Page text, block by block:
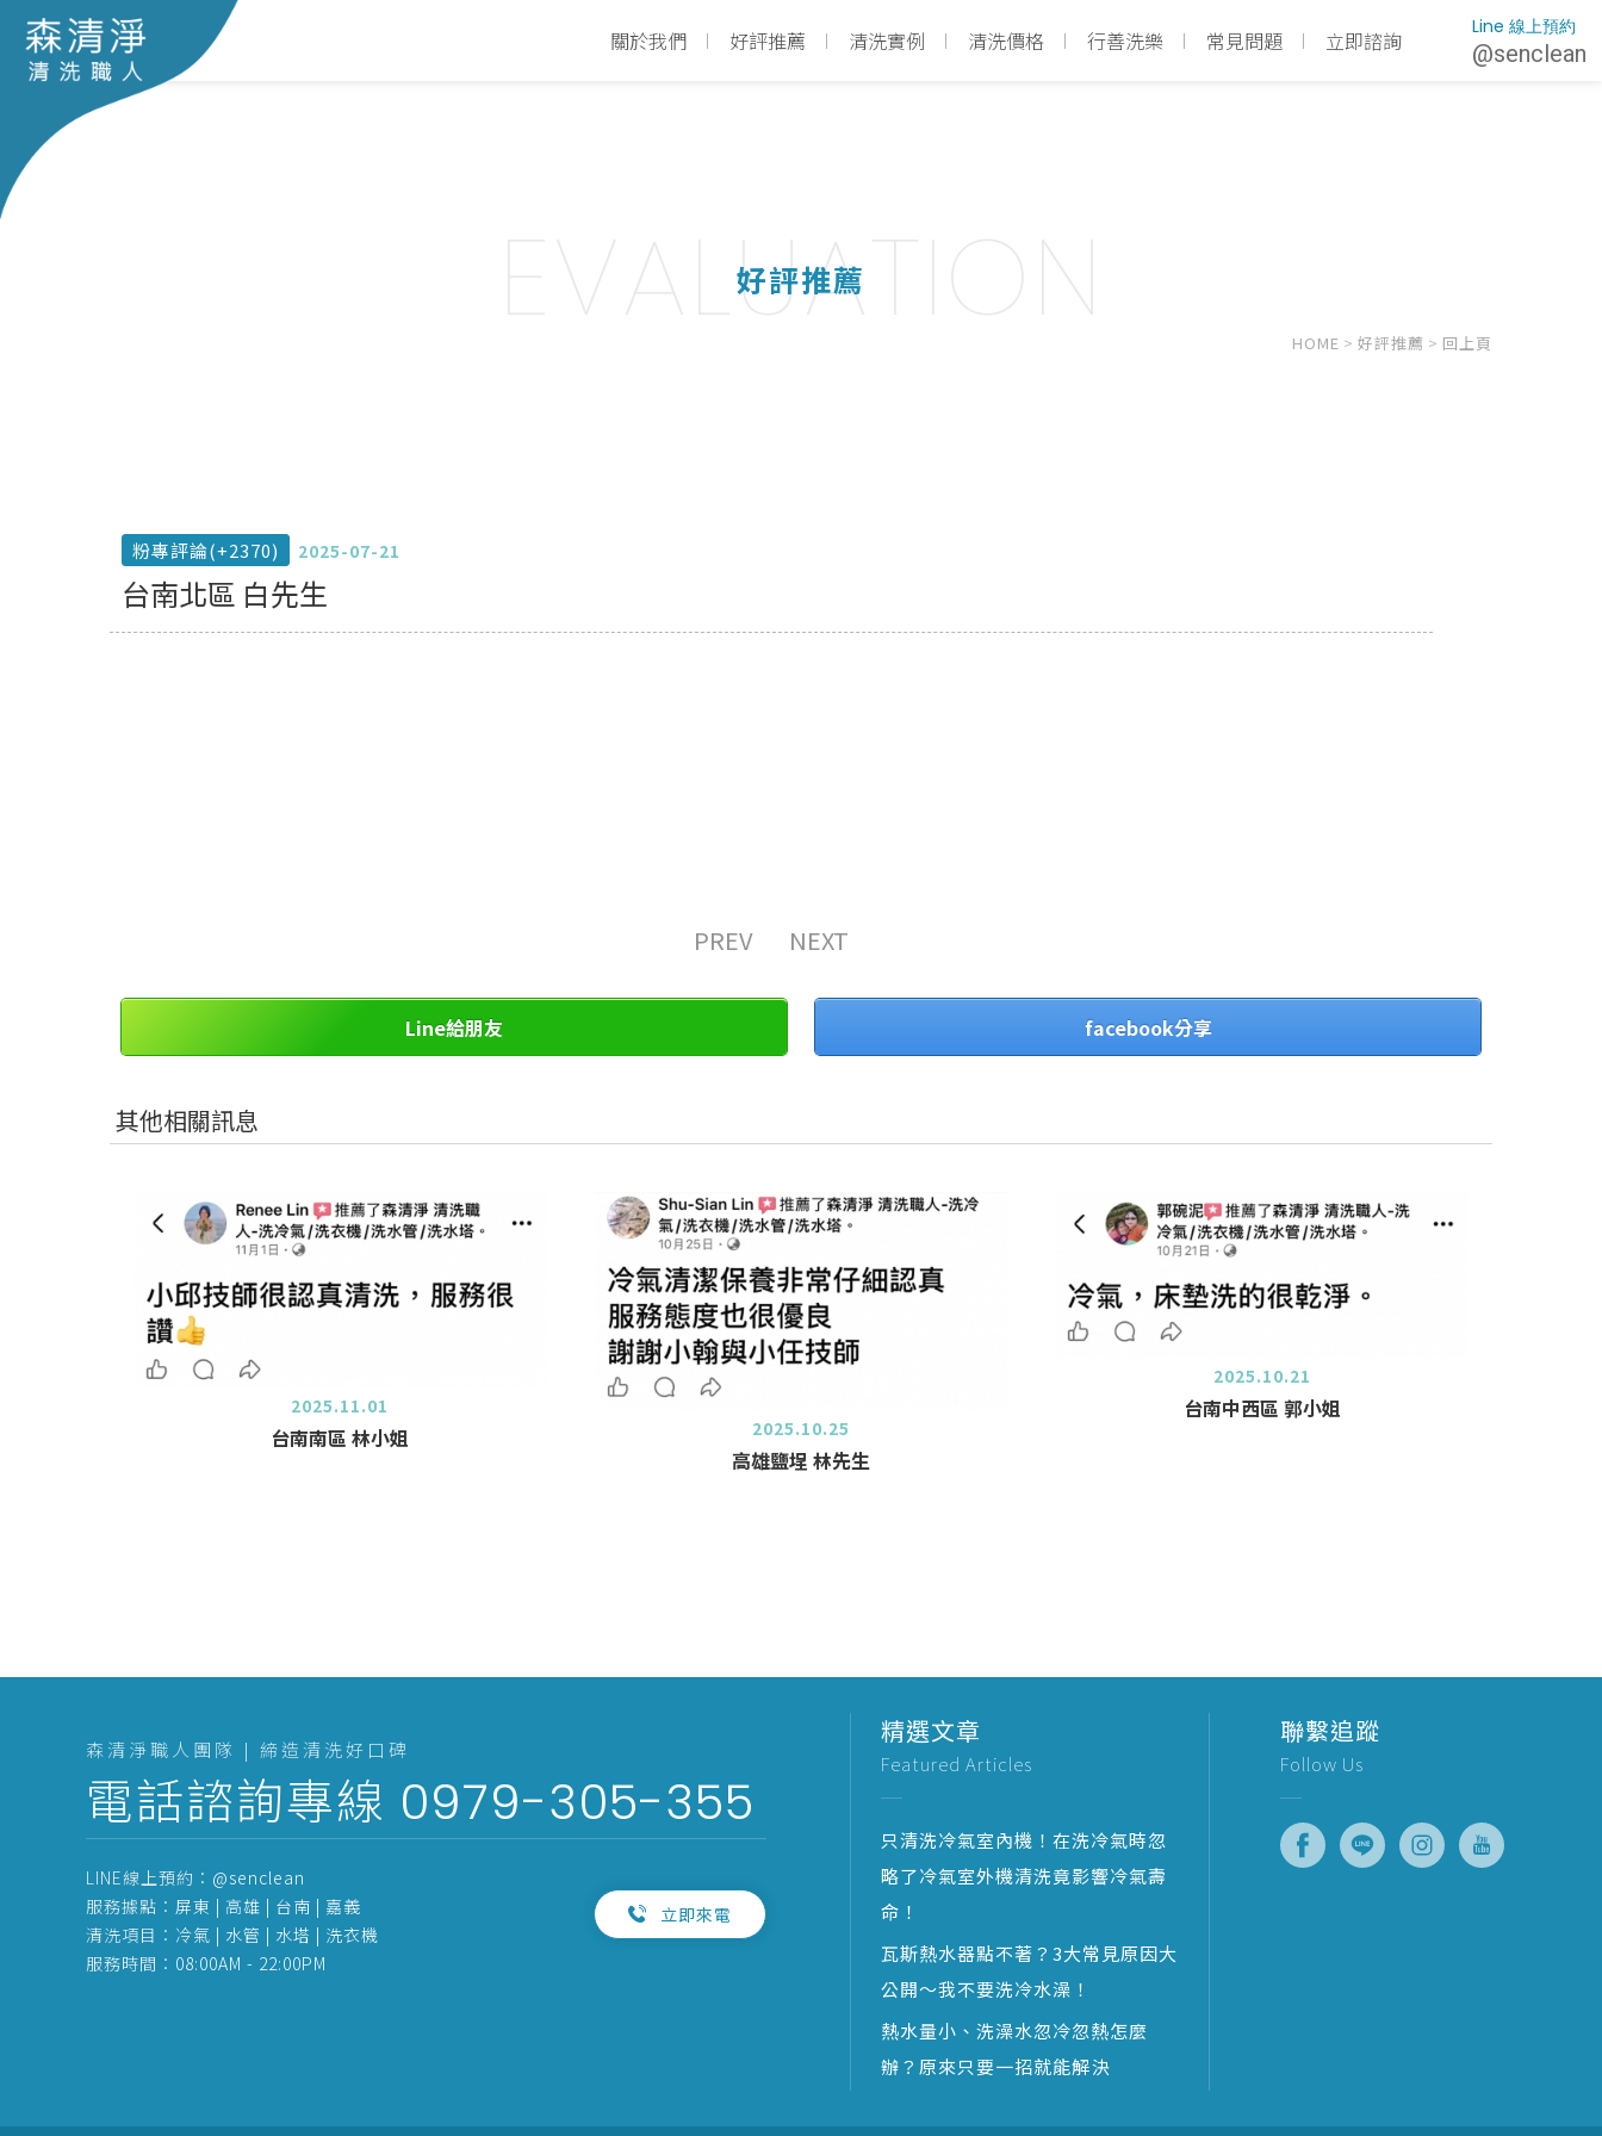
關於我們 好評推薦 清洗實例 清洗價格 行善洗樂 常見問題 立即諮詢
Line 線上預約
@senclean
EVALUATION
好評推薦
HOME > 好評推薦 > 回上頁
粉專評論(+2370) 2025-07-21
台南北區 白先生
PREV NEXT
Line給朋友 facebook分享
其他相關訊息
2025.11.01
台南南區 林小姐 2025.10.25
高雄鹽埕 林先生
2025.10.21
台南中西區 郭小姐
森清淨職人團隊 | 締造清洗好口碑
電話諮詢專線 0979-305-355
LINE線上預約： @senclean
服務據點： 屏東 | 高雄 | 台南 | 嘉義
清洗項目： 冷氣 | 水管 | 水塔 | 洗衣機
服務時間： 08:00AM - 22:00PM
立即來電
精選文章
Featured Articles
只清洗冷氣室內機！在洗冷氣時忽
略了冷氣室外機清洗竟影響冷氣壽
命！
瓦斯熱水器點不著？3大常見原因大
公開～我不要洗冷水澡！
熱水量小、洗澡水忽冷忽熱怎麼
辦？原來只要一招就能解決
聯繫追蹤
Follow Us